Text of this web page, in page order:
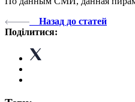
Назад до статей
Поділитися: